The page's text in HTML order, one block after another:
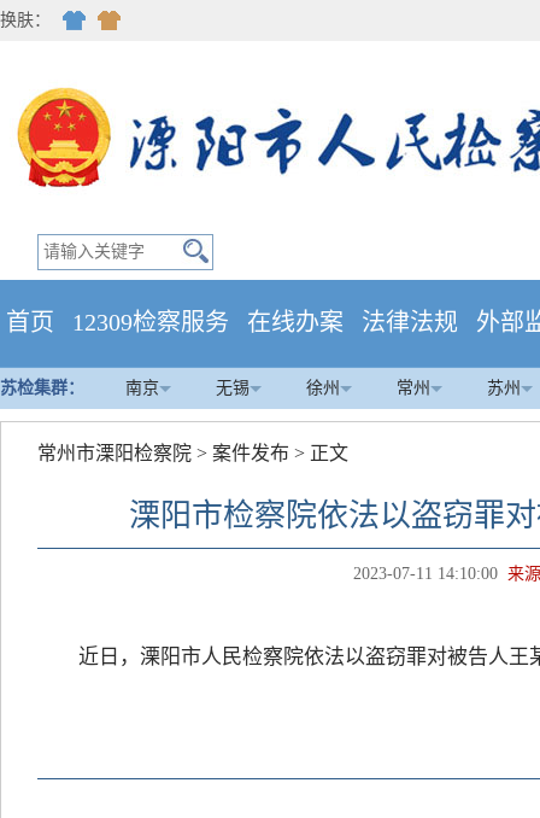
换肤：
首页 12309检察服务 在线办案 法律法规 外部
苏检集群： 南京 无锡 徐州 常州 苏州
常州市溧阳检察院 > 案件发布 > 正文
溧阳市检察院依法以盗窃罪
2023-07-11 14:10:00 来
近日，溧阳市人民检察院依法以盗窃罪对被告人王